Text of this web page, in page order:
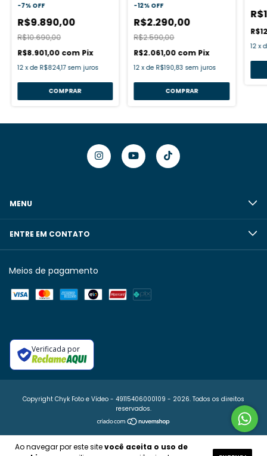
Ao navegar por este sitevocê aceita o uso de
-7% OFF
R$9.890,00
R$10.690,00
R$8.901,00 com Pix
12 xde R$824,17 sem juros
-12% OFF
R$2.290,00
R$2.590,00
R$2.061,00 com Pix
12 xde R$190,83 sem juros
12 x
MENU
ENTRE EM CONTATO
Meios de pagamento
Verificada por
Copyright Chyk Foto e Vídeo - 49115406000109 - 2026. Todos os direitos
reservados.